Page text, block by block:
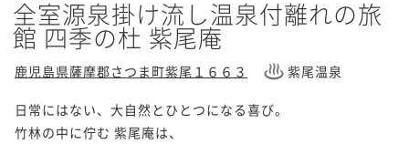
全室源泉掛け流し温泉付離れの旅
館 四季の杜 紫尾庵
鹿児島県薩摩郡さつま町紫尾１６６３ 紫尾温泉
日常にはない、大自然とひとつになる喜び。
竹林の中に佇む 紫尾庵は、